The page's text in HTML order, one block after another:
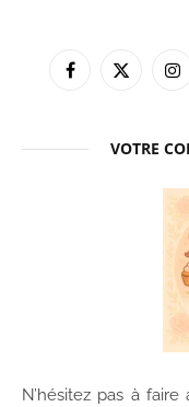
Facebook
X
VOTRE
N’hésitez pas à